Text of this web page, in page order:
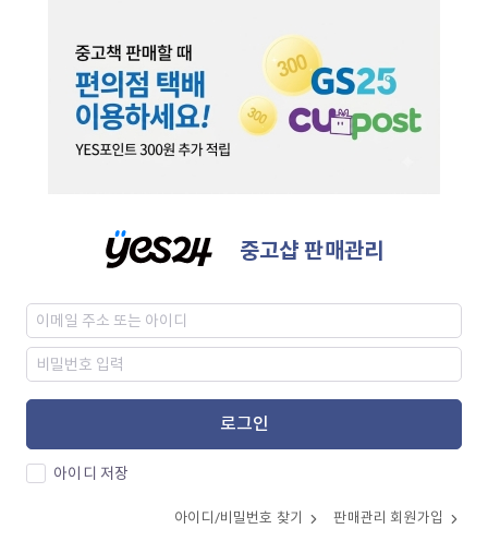
중고샵 판매관리
로그인
아이디 저장
아이디/비밀번호 찾기 판매관리 회원가입